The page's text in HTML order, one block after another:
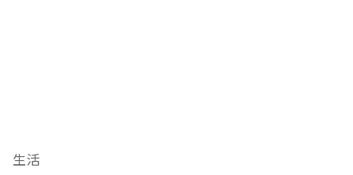
生活